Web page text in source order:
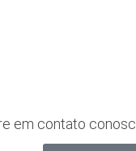
em contato